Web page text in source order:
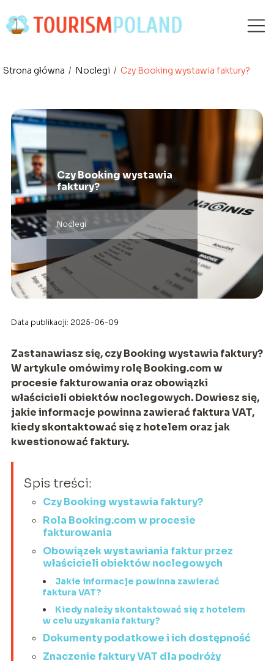
Strona główna / Noclegi / Czy Booking wystawia faktury?
Czy Booking wystawia
faktury?
Noclegi
Data publikacji: 2025-06-09
Zastanawiasz się, czy Booking wystawia faktury?
W artykule omówimy rolę Booking.com w
procesie fakturowania oraz obowiązki
właścicieli obiektów noclegowych. Dowiesz się,
jakie informacje powinna zawierać faktura VAT,
kiedy skontaktować się z hotelem oraz jak
kwestionować faktury.
Spis treści:
Czy Booking wystawia faktury?
Rola Booking.com w procesie
fakturowania
Obowiązek wystawiania faktur przez
właścicieli obiektów noclegowych
Jakie informacje powinna zawierać
faktura VAT?
Kiedy należy skontaktować się z hotelem
w celu uzyskania faktury?
Dokumenty podatkowe i ich dostępność
Znaczenie faktury VAT dla podróży